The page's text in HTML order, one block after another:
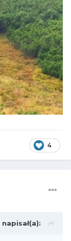
4
napisał(a):